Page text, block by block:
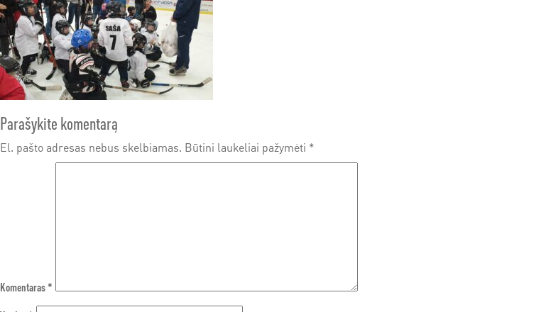
Parašykite komentarą
El. pašto adresas nebus skelbiamas. Būtini laukeliai pažymėti *
Komentaras*